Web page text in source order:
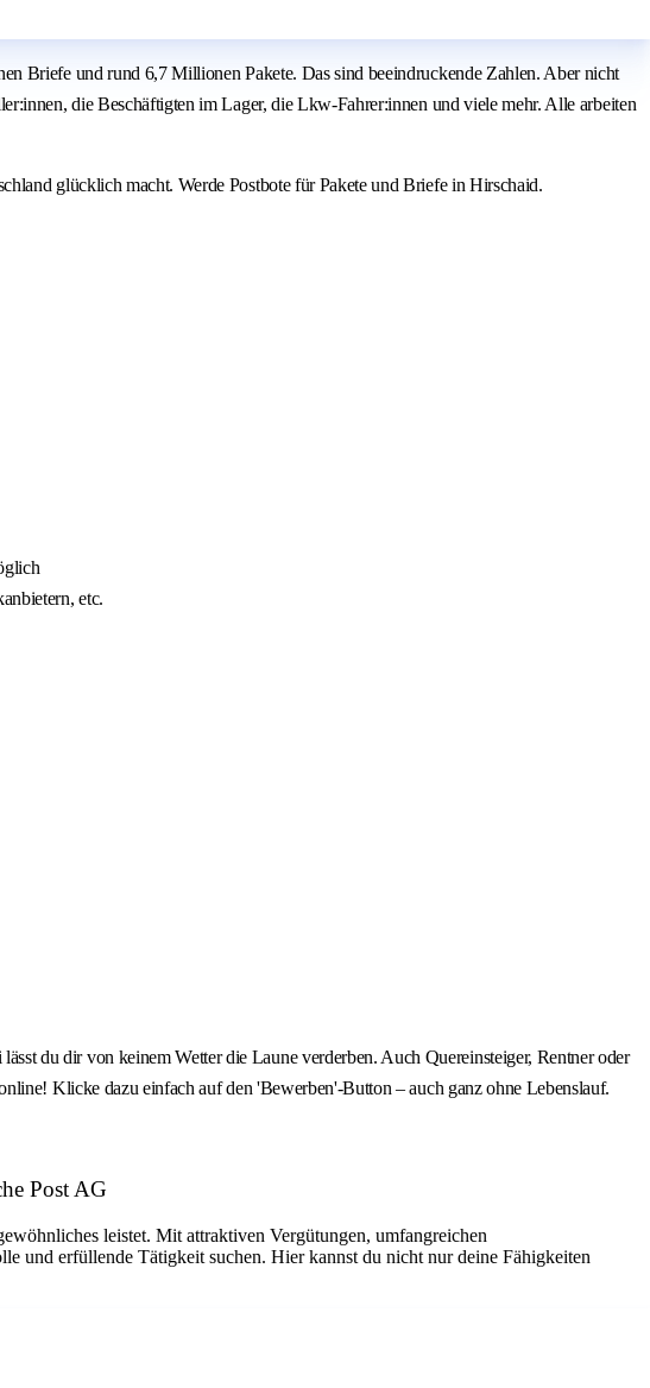
Briefe und rund 6,7 Millionen Pakete. Das sind beeindruckende Zahlen. Aber nicht
die Beschäftigten im Lager, die Lkw-Fahrer:innen und viele mehr. Alle arbeiten
glücklich macht. Werde Postbote für Pakete und Briefe in Hirschaid.
etc.
du dir von keinem Wetter die Laune verderben. Auch Quereinsteiger, Rentner oder
Klicke dazu einfach auf den 'Bewerben'-Button – auch ganz ohne Lebenslauf.
Post AG
leistet. Mit attraktiven Vergütungen, umfangreichen
und erfüllende Tätigkeit suchen. Hier kannst du nicht nur deine Fähigkeiten